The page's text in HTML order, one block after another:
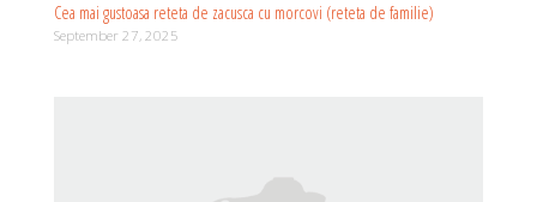
Cea mai gustoasa reteta de zacusca cu morcovi (reteta de familie)
September 27, 2025